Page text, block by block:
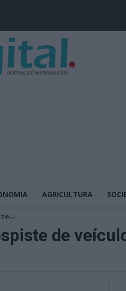
AGRICULTURA
de